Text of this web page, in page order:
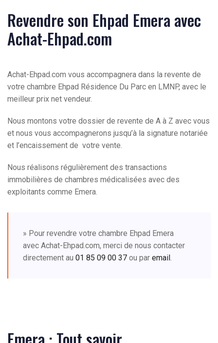
Revendre son Ehpad Emera avec
Achat-Ehpad.com
Achat-Ehpad.com vous accompagnera dans la revente de
votre chambre Ehpad Résidence Du Parc en LMNP, avec le
meilleur prix net vendeur.
Nous montons votre dossier de revente de A à Z avec vous
et nous vous accompagnerons jusqu’à la signature notariée
et l’encaissement de votre vente.
Nous réalisons régulièrement des transactions
immobilières de chambres médicalisées avec des
exploitants comme Emera.
» Pour revendre votre chambre Ehpad Emera
avec Achat-Ehpad.com, merci de nous contacter
directement au 01 85 09 00 37 ou par email